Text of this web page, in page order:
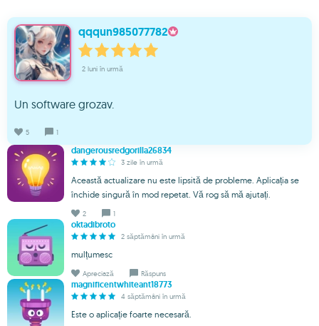
qqqun985077782
2 luni în urmă
Un software grozav.
5 1
dangerousredgorilla26834
3 zile în urmă
Această actualizare nu este lipsită de probleme. Aplicația se
închide singură în mod repetat. Vă rog să mă ajutați.
2 1
oktadibroto
2 săptămâni în urmă
mulțumesc
Apreciază Răspuns
magnificentwhiteant18773
4 săptămâni în urmă
Este o aplicație foarte necesară.